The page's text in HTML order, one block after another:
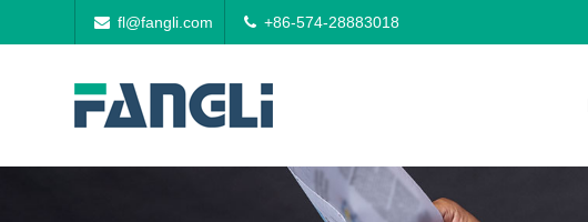
fl@fangli.com +86-574-28883018